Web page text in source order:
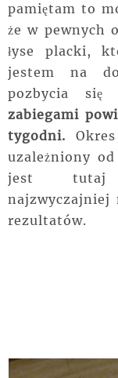
pamiętam to
że w pewnych
łyse placki,
jestem na
pozbycia się
zabiegami
tygodni.
uzależniony
jest tutaj
najzwyczajniej
rezultatów.